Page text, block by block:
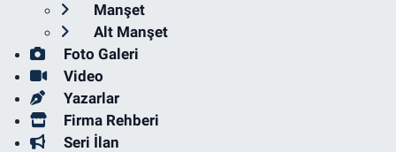
Manşet
Alt Manşet
Foto Galeri
Video
Yazarlar
Firma Rehberi
Seri İlan